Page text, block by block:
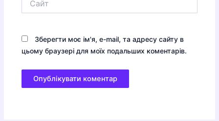
Зберегти моє ім'я, e-mail, та адресу сайту в
цьому браузері для моїх подальших коментарів.